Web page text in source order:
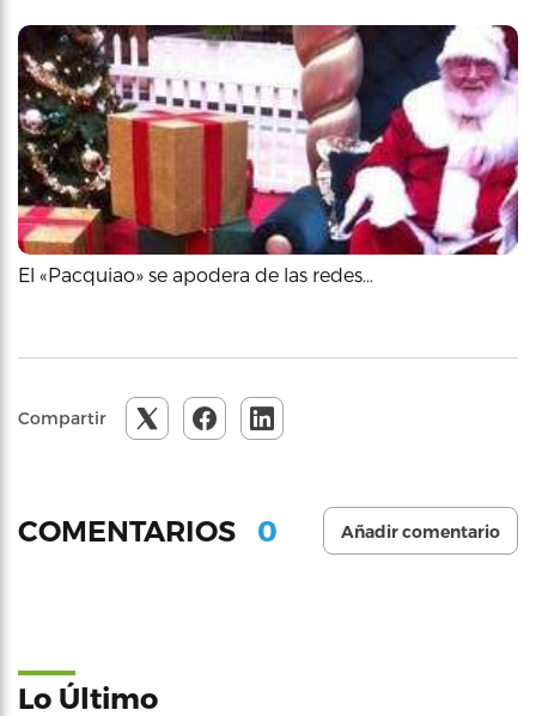
El «Pacquiao» se apodera de las redes…
Compartir
COMENTARIOS 0 Añadir comentario
Lo Último